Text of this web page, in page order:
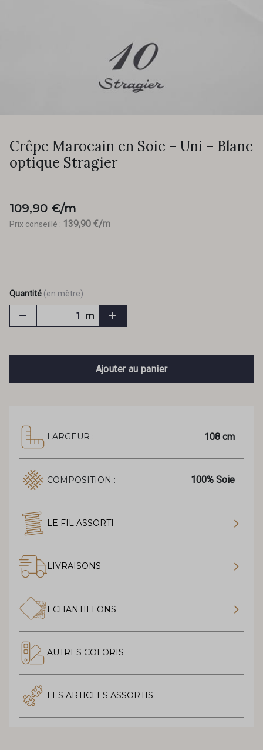
Crêpe Marocain en Soie - Uni - Blanc
optique Stragier
109,90 €/m
Prix conseillé : 139,90 €/m
Quantité (en mètre)
m
Ajouter au panier
LARGEUR : 108 cm
COMPOSITION : 100% Soie
LE FIL ASSORTI
LIVRAISONS
ECHANTILLONS
AUTRES COLORIS
LES ARTICLES ASSORTIS